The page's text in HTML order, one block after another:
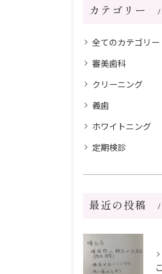
カテゴリー
全てのカテゴリー
審美歯科
クリーニング
義歯
ホワイトニング
定期検診
最近の投稿